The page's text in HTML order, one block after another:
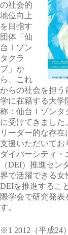
の社会的
地位向上
を目指す
団体「仙
台Ⅰゾン
タクラ
ブ」か
ら、これ
からの社会を担う
学に在籍する大学
称：仙台Ⅰゾンタ
に受けてきまし
リーダー的な存
支援いただいてお
ダイバーシティ
（DEI）推進セン
界で活躍できる女
DEIを推進するこ
際学会で研究発
す。
※1 2012（平成24